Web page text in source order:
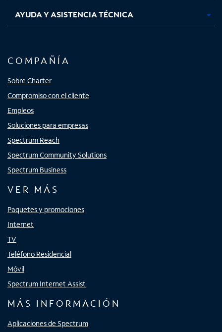
AYUDA Y ASISTENCIA TÉCNICA
COMPAÑÍA
Sobre Charter
Compromiso con el cliente
Empleos
Soluciones para empresas
Spectrum Reach
Spectrum Community Solutions
Spectrum Business
VER MÁS
Paquetes y promociones
Internet
TV
Teléfono Residencial
Móvil
Spectrum Internet Assist
MÁS INFORMACIÓN
Aplicaciones de Spectrum